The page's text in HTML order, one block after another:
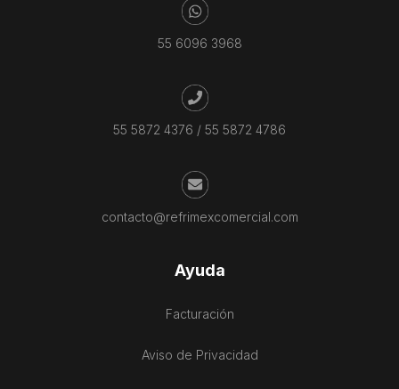
55 6096 3968
55 5872 4376 / 55 5872 4786
contacto@refrimexcomercial.com
Ayuda
Facturación
Aviso de Privacidad